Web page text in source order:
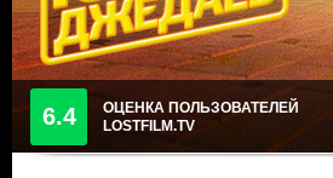
6.4
ОЦЕНКА ПОЛЬЗОВАТЕЛЕЙ
LOSTFILM.TV